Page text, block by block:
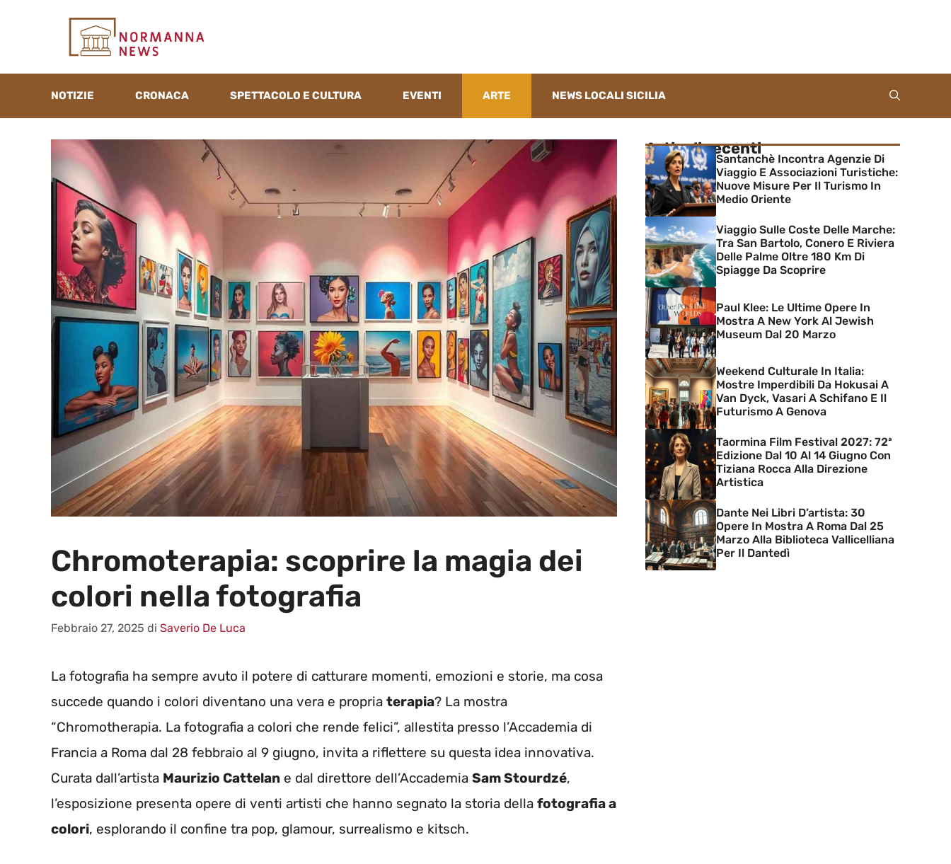
NOTIZIE CRONACA SPETTACOLO E CULTURA EVENTI ARTE NEWS LOCALI SICILIA
Chromoterapia: scoprire la magia dei
colori nella fotografia
Febbraio 27, 2025 di Saverio De Luca
La fotografia ha sempre avuto il potere di catturare momenti, emozioni e storie, ma cosa
succede quando i colori diventano una vera e propria terapia? La mostra
“Chromotherapia. La fotografia a colori che rende felici”, allestita presso l’Accademia di
Francia a Roma dal 28 febbraio al 9 giugno, invita a riflettere su questa idea innovativa.
Curata dall’artista Maurizio Cattelan e dal direttore dell’Accademia Sam Stourdzé,
l’esposizione presenta opere di venti artisti che hanno segnato la storia della fotografia a
colori, esplorando il confine tra pop, glamour, surrealismo e kitsch.
Articoli recenti
Santanchè Incontra Agenzie Di
Viaggio E Associazioni Turistiche:
Nuove Misure Per Il Turismo In
Medio Oriente
Viaggio Sulle Coste Delle Marche:
Tra San Bartolo, Conero E Riviera
Delle Palme Oltre 180 Km Di
Spiagge Da Scoprire
Paul Klee: Le Ultime Opere In
Mostra A New York Al Jewish
Museum Dal 20 Marzo
Weekend Culturale In Italia:
Mostre Imperdibili Da Hokusai A
Van Dyck, Vasari A Schifano E Il
Futurismo A Genova
Taormina Film Festival 2027: 72ª
Edizione Dal 10 Al 14 Giugno Con
Tiziana Rocca Alla Direzione
Artistica
Dante Nei Libri D’artista: 30
Opere In Mostra A Roma Dal 25
Marzo Alla Biblioteca Vallicelliana
Per Il Dantedì